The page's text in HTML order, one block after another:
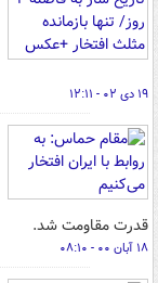
۱۹ دی ۰۲ - ۱۲:۱۱
قدرت مقاومت شد.
۱۸ آبان ۰۰ - ۰۸:۱۰